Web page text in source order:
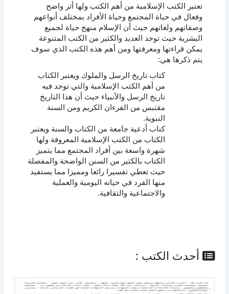
تعتبر الكتب الإسلامية من أهم الكتب ولها أثر واضح
وفعال في حياة المجتمع وحياة الأفراد بمختلف أنواعهم
وصفاتهم ولغاتهم حيث أن الإسلام منهج حياة لجميع
البشرية حيث توجد العديد والكثير من الكتب المتنوعة
يمكن قراءتها ومعرفتها ومن أهم هذه الكتب الذي سوف
يتم ذكرها هي:
كتاب تاريخ الرسل والملوك ويعتبر الكتاب
من أهم الكتب الإسلامية والتي توجد فيه
تاريخ الرسل والأنبياء حيث أن هذا التاريخ
مقتبس من القرءان الكريم ومن السنة
النبوية.
كتاب أدعية جامعة من الكتاب والسنة ويعتبر
الكتاب من الكتب الإسلامية المعروفة ولها
شهرة واسعة بين أفراد المجتمع مما يتميز
الكتاب بالكثير من السنن الواضحة والمفصلة
حيث تعطي تفسيرا رائعا ومميزا مما يستفيد
منها الفرد في حياته اليومية والعملية
والاجتماعية والثقافية.
أحدث الكتب :